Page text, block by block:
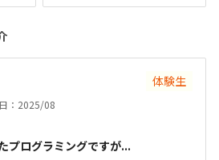
体験生
：2025/08
プログラミングですが...